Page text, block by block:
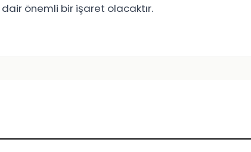
önemli bir işaret olacaktır.